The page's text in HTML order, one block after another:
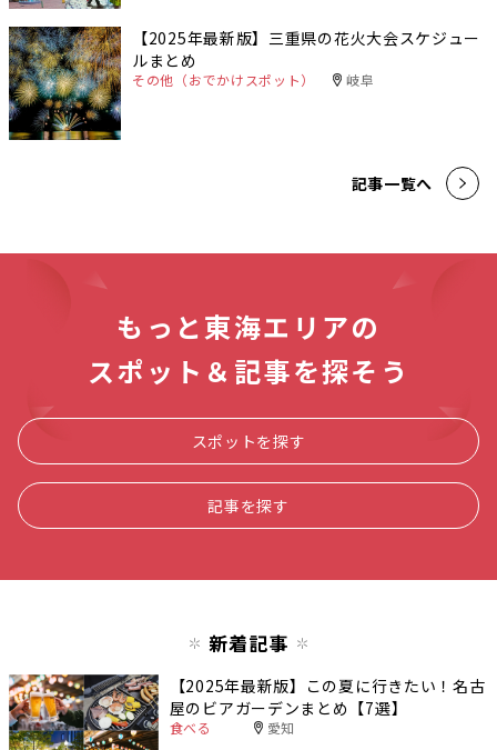
【2025年最新版】三重県の花火大会スケジュー
ルまとめ
その他（おでかけスポット） 岐阜
記事一覧へ
もっと東海エリアの
スポット＆記事を探そう
スポットを探す
記事を探す
新着記事
【2025年最新版】この夏に行きたい！名古
屋のビアガーデンまとめ【7選】
食べる 愛知